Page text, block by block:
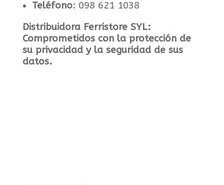
Teléfono: 098 621 1038
Distribuidora Ferristore SYL:
Comprometidos con la protección de
su privacidad y la seguridad de sus
datos.